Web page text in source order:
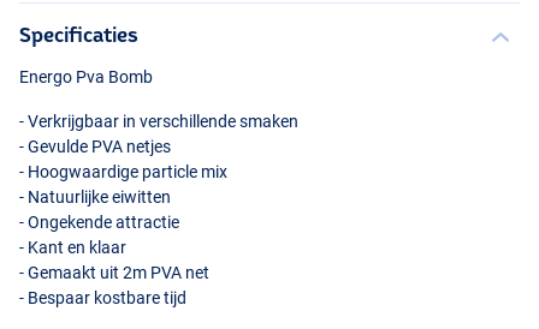
Specificaties
Energo Pva Bomb
- Verkrijgbaar in verschillende smaken
- Gevulde PVA netjes
- Hoogwaardige particle mix
- Natuurlijke eiwitten
- Ongekende attractie
- Kant en klaar
- Gemaakt uit 2m PVA net
- Bespaar kostbare tijd